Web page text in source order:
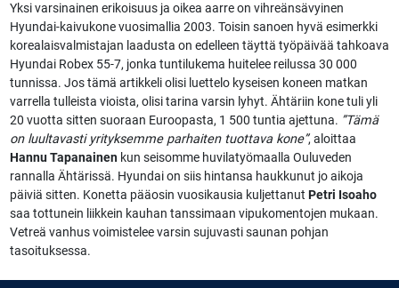
Yksi varsinainen erikoisuus ja oikea aarre on vihreänsävyinen
Hyundai-kaivukone vuosimallia 2003. Toisin sanoen hyvä esimerkki
korealaisvalmistajan laadusta on edelleen täyttä työpäivää tahkoava
Hyundai Robex 55-7, jonka tuntilukema huitelee reilussa 30 000
tunnissa. Jos tämä artikkeli olisi luettelo kyseisen koneen matkan
varrella tulleista vioista, olisi tarina varsin lyhyt. Ähtäriin kone tuli yli
20 vuotta sitten suoraan Euroopasta, 1 500 tuntia ajettuna. ”Tämä
on luultavasti yrityksemme parhaiten tuottava kone”, aloittaa
Hannu Tapanainenkun seisomme huvilatyömaalla Ouluveden
rannalla Ähtärissä. Hyundai on siis hintansa haukkunut jo aikoja
päiviä sitten. Konetta pääosin vuosikausia kuljettanut Petri Isoaho
saa tottunein liikkein kauhan tanssimaan vipukomentojen mukaan.
Vetreä vanhus voimistelee varsin sujuvasti saunan pohjan
tasoituksessa.